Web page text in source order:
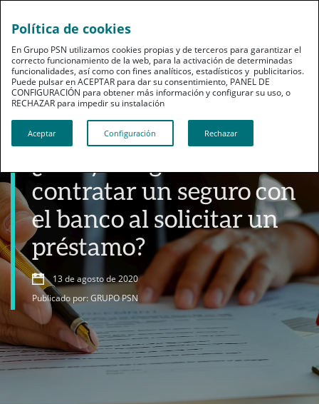
Productos
contratar un seguro con
el banco al solicitar un
préstamo?
13 de agosto de 2020
Publicado por: GRUPO PSN
Política de cookies
En Grupo PSN utilizamos cookies propias y de terceros para garantizar el
correcto funcionamiento de la web, para la activación de determinadas
funcionalidades, así como con fines analíticos, estadísticos y publicitarios.
Puede pulsar en ACEPTAR para dar su consentimiento, PANEL DE
CONFIGURACIÓN para obtener más información y configurar su uso, o
RECHAZAR para impedir su instalación​​​​​​​
Aceptar Configuración Rechazar